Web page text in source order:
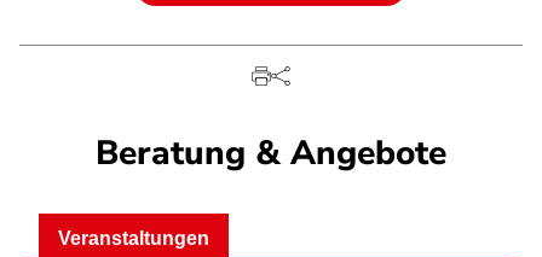
Beratung & Angebote
Veranstaltungen